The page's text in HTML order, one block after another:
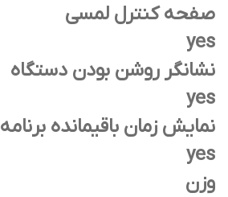
صفحه کنترل لمسی
yes
نشانگر روشن بودن دستگاه
yes
نمايش زمان باقیمانده برنامه
yes
وزن